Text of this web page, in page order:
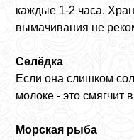
каждые 1-2 часа.
вымачивания не
Селёдка
Если она слишком
молоке - это смягчит
Морская рыба